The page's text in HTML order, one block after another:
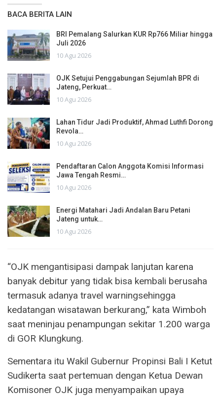
BACA BERITA LAIN
BRI Pemalang Salurkan KUR Rp766 Miliar hingga
Juli 2026
10 Agu 2026
OJK Setujui Penggabungan Sejumlah BPR di
Jateng, Perkuat…
10 Agu 2026
Lahan Tidur Jadi Produktif, Ahmad Luthfi Dorong
Revola…
10 Agu 2026
Pendaftaran Calon Anggota Komisi Informasi
Jawa Tengah Resmi…
10 Agu 2026
Energi Matahari Jadi Andalan Baru Petani
Jateng untuk…
10 Agu 2026
“OJK mengantisipasi dampak lanjutan karena
banyak debitur yang tidak bisa kembali berusaha
termasuk adanya travel warningsehingga
kedatangan wisatawan berkurang,” kata Wimboh
saat meninjau penampungan sekitar 1.200 warga
di GOR Klungkung.
Sementara itu Wakil Gubernur Propinsi Bali I Ketut
Sudikerta saat pertemuan dengan Ketua Dewan
Komisoner OJK juga menyampaikan upaya